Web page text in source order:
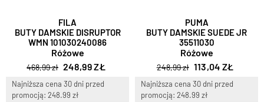
FILA
BUTY DAMSKIE DISRUPTOR
WMN 101030240086
Różowe
468,99 zł 248,99 ZŁ
Najniższa cena 30 dni przed
promocją: 248.99 zł
PUMA
BUTY DAMSKIE SUEDE JR
35511030
Różowe
248,99 zł 113,04 ZŁ
Najniższa cena 30 dni przed
promocją: 248.99 zł